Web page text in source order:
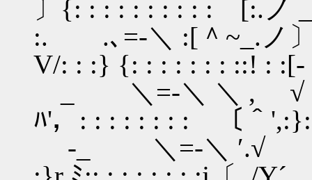
〕{: : : : : : : : : : [:.ノ
:. .､=-＼ :[＾
V/: : :} {: : : : : : : ::! :
_ ＼=-＼ ＼
ﾊ'，: : : : : : : : 〔＾
-_ ＼=-＼